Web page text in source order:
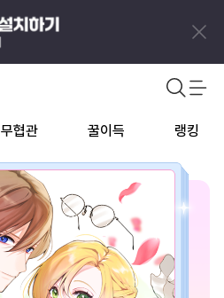
무협관 꿀이득 랭킹